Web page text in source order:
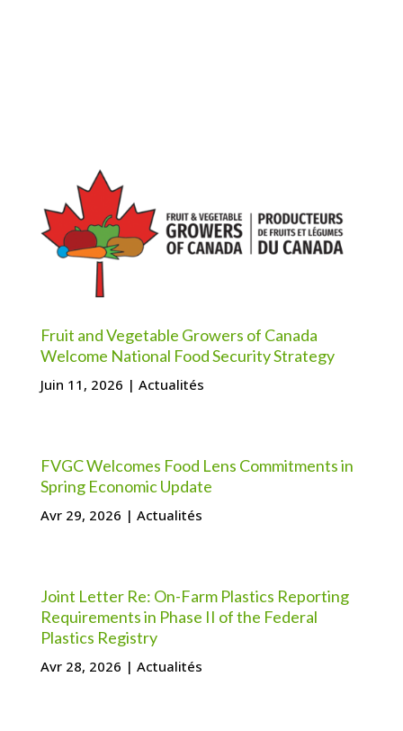
Fruit and Vegetable Growers of Canada
Welcome National Food Security Strategy
Juin 11, 2026 | Actualités
FVGC Welcomes Food Lens Commitments in
Spring Economic Update
Avr 29, 2026 | Actualités
Joint Letter Re: On-Farm Plastics Reporting
Requirements in Phase II of the Federal
Plastics Registry
Avr 28, 2026 | Actualités